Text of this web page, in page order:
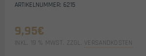
ARTIKELNUMMER: 6215
9,95€
INKL. 19 % MWST. ZZGL. VERSANDKOSTEN